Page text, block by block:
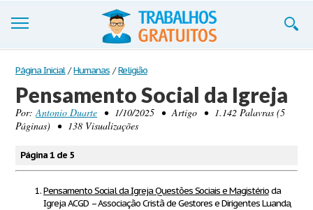
Trabalhos
Cadastre-se
Entre
Blog
Contate-nos
Página Inicial / Humanas / Religião
Pensamento Social da Igreja
Por:Antonio Duarte • 1/10/2025 • Artigo • 1.142 Palavras (5
Páginas) • 138 Visualizações
Página 1 de 5
Pensamento Social da Igreja Questões Sociais e Magistérioda
Igreja ACGD – Associação Cristã de Gestores e Dirigentes Luanda,